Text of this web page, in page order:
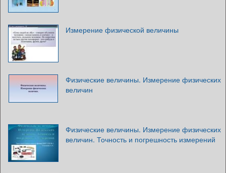
Измерение физической величины
Физические величины. Измерение физических
величин
Физические величины. Измерение физических
величин. Точность и погрешность измерений